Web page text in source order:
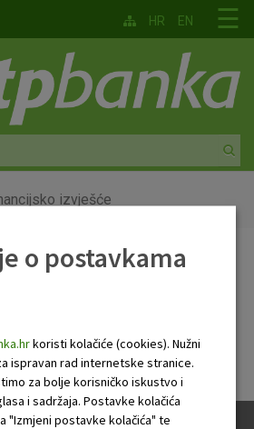
☰
HR EN
izvješće
financijsko
izvješće.pdf
o postavkama
koristi kolačiće (cookies). Nužni
ispravan rad internetske stranice.
za bolje korisničko iskustvo i
i sadržaja. Postavke kolačića
"Izmjeni postavke kolačića" te